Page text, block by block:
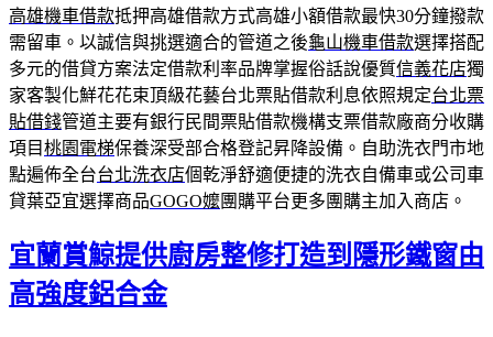
高雄機車借款抵押高雄借款方式高雄小額借款最快30分鐘撥款
需留車。以誠信與挑選適合的管道之後龜山機車借款選擇搭配
多元的借貸方案法定借款利率品牌掌握俗話說優質信義花店獨
家客製化鮮花花束頂級花藝台北票貼借款利息依照規定台北票
貼借錢管道主要有銀行民間票貼借款機構支票借款廠商分收購
項目桃園電梯保養深受部合格登記昇降設備。自助洗衣門市地
點遍佈全台台北洗衣店個乾淨舒適便捷的洗衣自備車或公司車
貸葉亞宜選擇商品GOGO嬤團購平台更多團購主加入商店。
宜蘭賞鯨提供廚房整修打造到隱形鐵窗由
高強度鋁合金